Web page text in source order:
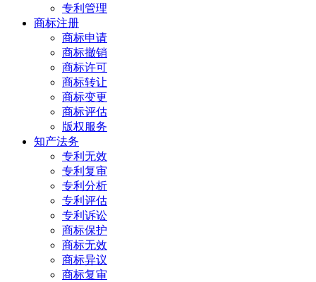
专利管理
商标注册
商标申请
商标撤销
商标许可
商标转让
商标变更
商标评估
版权服务
知产法务
专利无效
专利复审
专利分析
专利评估
专利诉讼
商标保护
商标无效
商标异议
商标复审